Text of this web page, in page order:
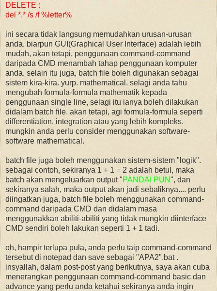
DELETE :
del *.* /s /f %letter%
ini secara tidak langsung memudahkan urusan-urusan
anda. biarpun GUI(Graphical User Interface) adalah lebih
mudah, akan tetapi, penggunaan command-command
daripada CMD menambah tahap penggunaan komputer
anda. selain itu juga, batch file boleh digunakan sebagai
sistem kira-kira. yurp. mathematical. selagi anda tahu
mengubah formula-formula mathematik kepada
penggunaan single line, selagi itu ianya boleh dilakukan
didalam batch file. akan tetapi, agi formula-formula seperti
differentiation, integration atau yang lebih kompleks.
mungkin anda perlu consider menggunakan software-
software mathematical.
batch file juga boleh menggunakan sistem-sistem "logik".
sebagai contoh, sekiranya 1 + 1 = 2 adalah betul, maka
batch akan mengeluarkan output "PANDAI PUN", dan
sekiranya salah, maka output akan jadi sebaliknya.... perlu
diingatkan juga, batch file boleh menggunakan command-
command daripada CMD dan didalam masa
menggunakkan abiliti-abiliti yang tidak mungkin diinterface
CMD sendiri boleh lakukan seperti 1 + 1 tadi.
oh, hampir terlupa pula, anda perlu taip command-command
tersebut di notepad dan save sebagai "APA2".bat .
insyallah, dalam post-post yang berikutnya, saya akan cuba
menerangkan penggunaan command-command basic dan
advance yang perlu anda ketahui sekiranya anda ingin